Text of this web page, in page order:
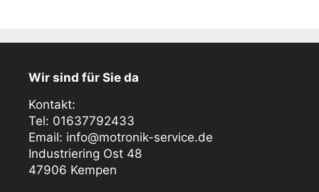
Wir sind für Sie da
Kontakt:
Tel: 01637792433
Email: info@motronik-service.de
Industriering Ost 48
47906 Kempen